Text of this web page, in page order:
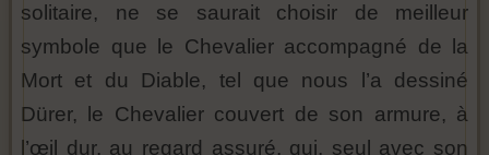
solitaire, ne se saurait choisir de meilleur
symbole que le Chevalier accompagné de la
Mort et du Diable, tel que nous l’a dessiné
Dürer, le Chevalier couvert de son armure, à
l’œil dur, au regard assuré, qui, seul avec son